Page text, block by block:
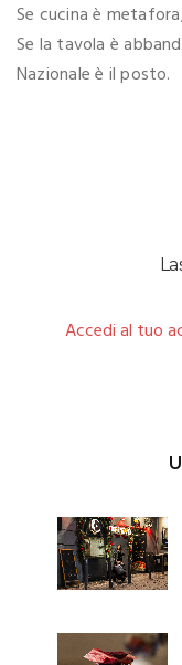
Se cucina è
Se la tavola è
Nazionale è il posto.
Accedi al tuo